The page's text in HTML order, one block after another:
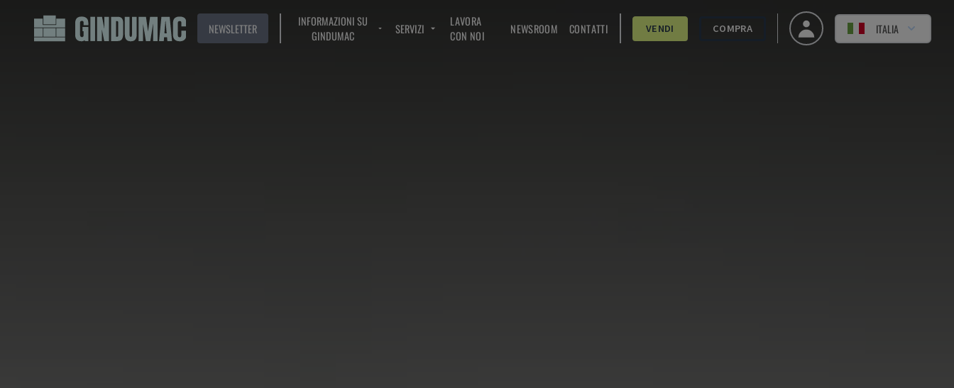
NEWSLETTER
INFORMAZIONI SU
GINDUMAC
SERVIZI
LAVORA
CON NOI
NEWSROOM CONTATTI VENDI COMPRA ITALIA